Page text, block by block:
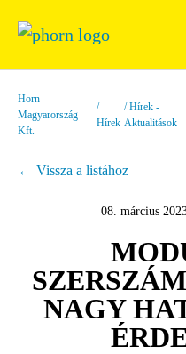
Horn
Magyarország
Kft.
Hírek
Hírek -
Aktualitások
Vissza a listához
08. március
NAGY